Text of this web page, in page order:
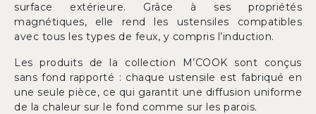
surface extérieure. Grâce à ses propriétés
magnétiques, elle rend les ustensiles compatibles
avec tous les types de feux, y compris l’induction.
Les produits de la collection M’COOK sont conçus
sans fond rapporté : chaque ustensile est fabriqué en
une seule pièce, ce qui garantit une diffusion uniforme
de la chaleur sur le fond comme sur les parois.